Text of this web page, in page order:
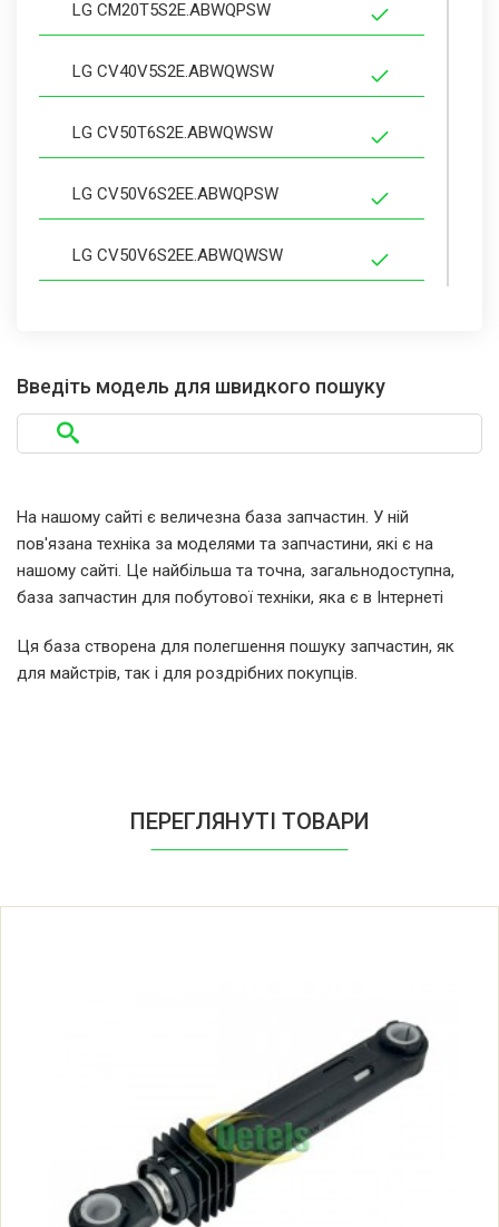
LG CM20T5S2E.ABWQPSW
LG CV40V5S2E.ABWQWSW
LG CV50T6S2E.ABWQWSW
LG CV50V6S2EE.ABWQPSW
LG CV50V6S2EE.ABWQWSW
LG CV74J7S2QA.ABWQPSW
LG CV90J7S2QE.ABWQPSW
LG CV90V7S2QA.ABWQPSW
LG DD147MWWB.ABWQEBE
LG DD147MWWM.ABWQENE
Введіть модель для швидкого пошуку
На нашому сайті є величезна база запчастин. У ній
пов'язана техніка за моделями та запчастини, які є на
нашому сайті. Це найбільша та точна, загальнодоступна,
база запчастин для побутової техніки, яка є в Інтернеті
Ця база створена для полегшення пошуку запчастин, як
для майстрів, так і для роздрібних покупців.
ПЕРЕГЛЯНУТІ ТОВАРИ